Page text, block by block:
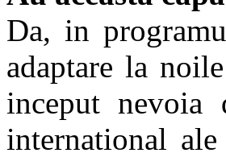
Da, in
adaptare la
inceput nevoia
international